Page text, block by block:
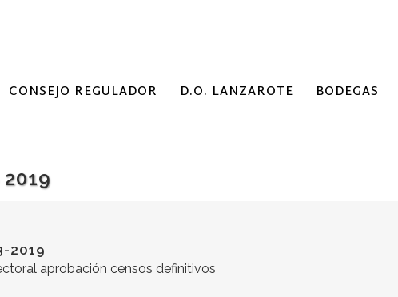
CONSEJO REGULADOR D.O. LANZAROTE BODEGAS
2019
2019
aprobación censos definitivos